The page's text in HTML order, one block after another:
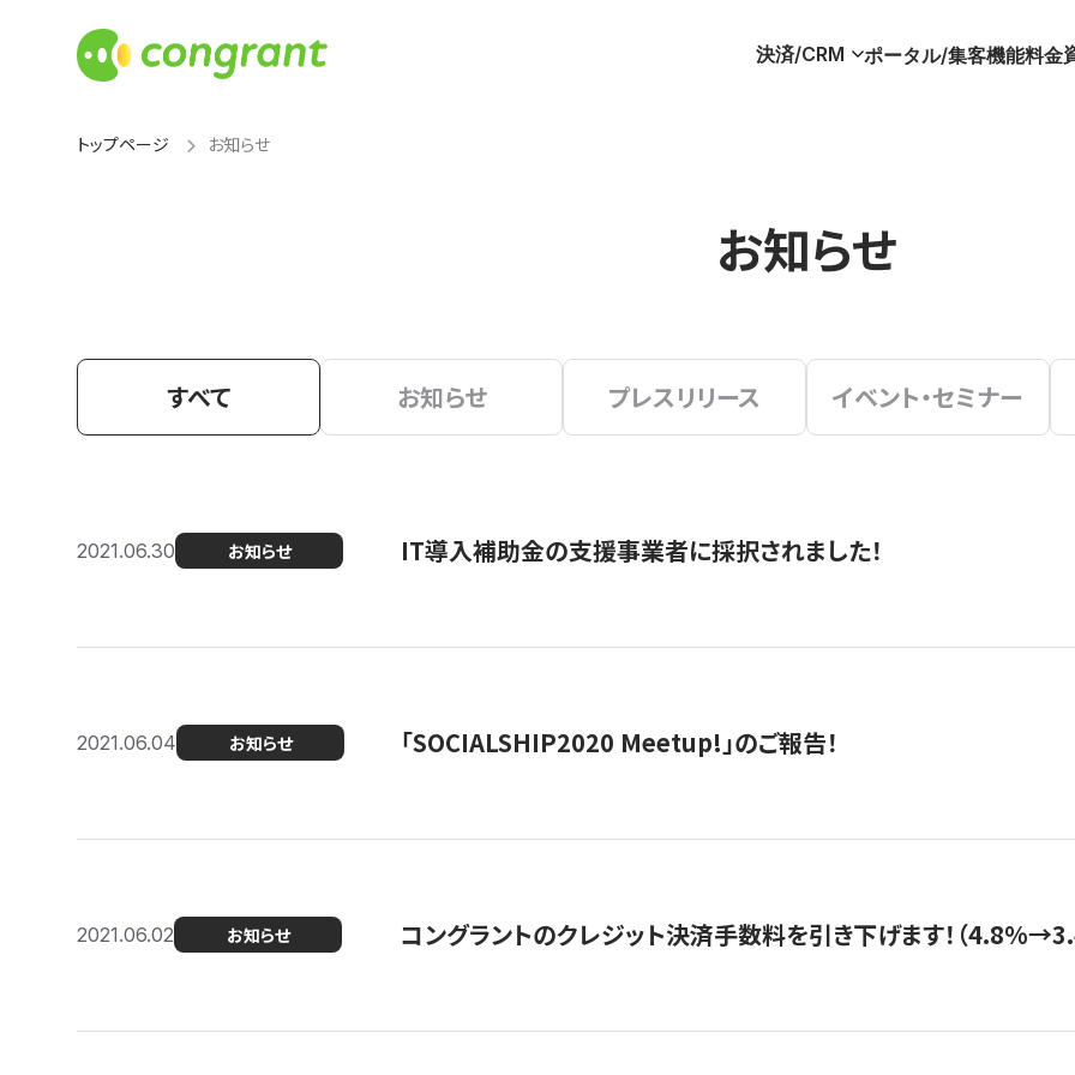
決済/CRM ポータル/集客機能料金
トップページ お知らせ
お知らせ
すべて お知らせ プレスリリース イベント・セミナー
2021.06.30 お知らせ IT導入補助金の支援事業者に採択されました！
2021.06.04 お知らせ 「SOCIALSHIP2020 Meetup!」のご報告！
2021.06.02 お知らせ コングラントのクレジット決済手数料を引き下げます！（